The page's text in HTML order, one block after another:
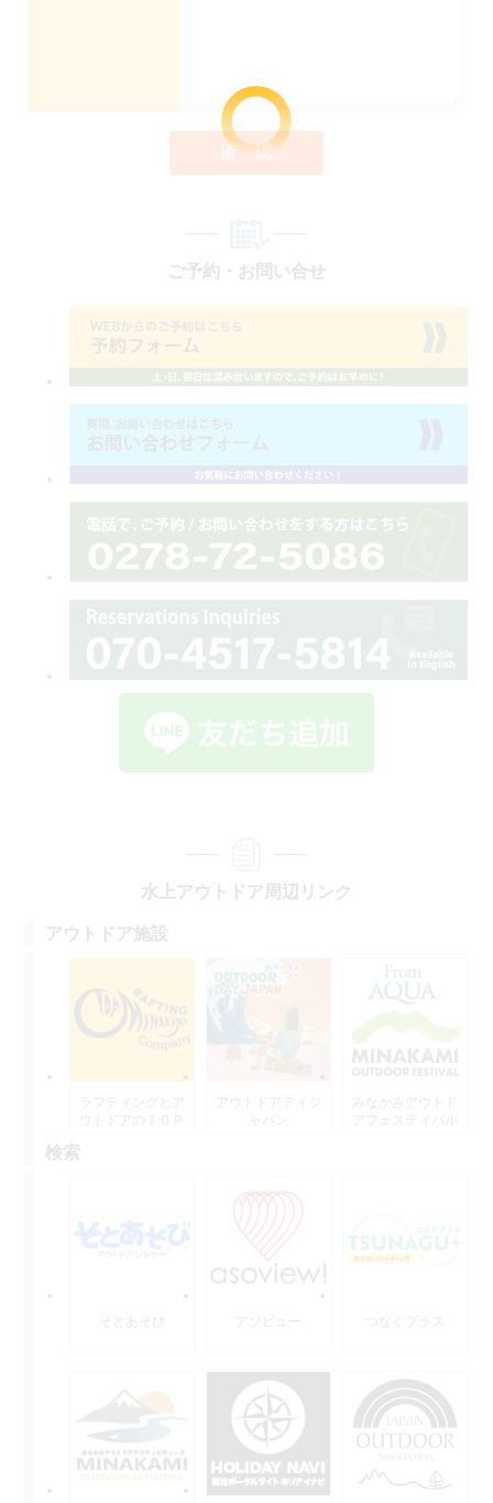
確 認
ご予約・お問い合せ
水上アウトドア周辺リンク
アウトドア施設
ラフティングとア
ウトドアのＴＯＰ
アウトドアディジ
みなかみアウトド
アフェスティバル
検索
そとあそび アソビュー つなぐプラス